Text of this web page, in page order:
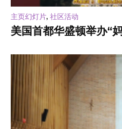
主页幻灯片, 社区活动
美国首都华盛顿举办“